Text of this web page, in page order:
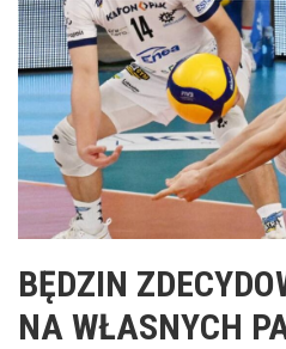
BĘDZIN
NA WŁASNYCH